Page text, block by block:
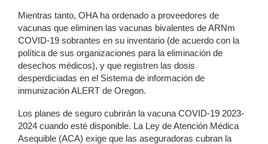
Mientras tanto, OHA ha ordenado a proveedores de
vacunas que eliminen las vacunas bivalentes de ARNm
COVID-19 sobrantes en su inventario (de acuerdo con la
política de sus organizaciones para la eliminación de
desechos médicos), y que registren las dosis
desperdiciadas en el Sistema de información de
inmunización ALERT de Oregon.
Los planes de seguro cubrirán la vacuna COVID-19 2023-
2024 cuando esté disponible. La Ley de Atención Médica
Asequible (ACA) exige que las aseguradoras cubran la